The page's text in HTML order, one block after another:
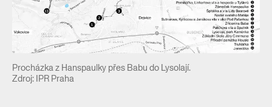
Procházka z Hanspaulky přes Babu do Lysolají.
Zdroj: IPR Praha